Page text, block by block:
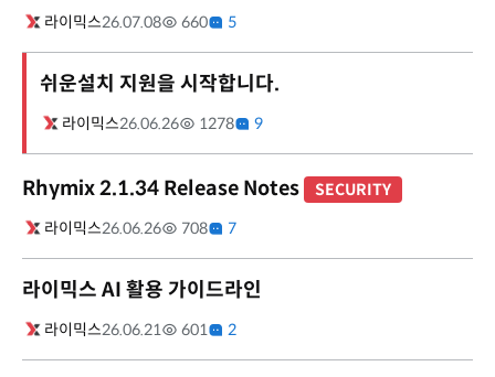
라이믹스26.07.08 660 5
쉬운설치 지원을 시작합니다.
라이믹스26.06.26 1278 9
Rhymix 2.1.34 Release Notes
SECURITY
라이믹스26.06.26 708 7
라이믹스 AI 활용 가이드라인
라이믹스26.06.21 601 2